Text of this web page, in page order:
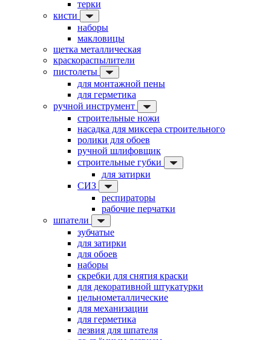
терки
кисти
наборы
макловицы
щетка металлическая
краскораспылители
пистолеты
для монтажной пены
для герметика
ручной инструмент
строительные ножи
насадка для миксера строительного
ролики для обоев
ручной шлифовщик
строительные губки
для затирки
СИЗ
респираторы
рабочие перчатки
шпатели
зубчатые
для затирки
для обоев
наборы
скребки для снятия краски
для декоративной штукатурки
цельнометаллические
для механизации
для герметика
лезвия для шпателя